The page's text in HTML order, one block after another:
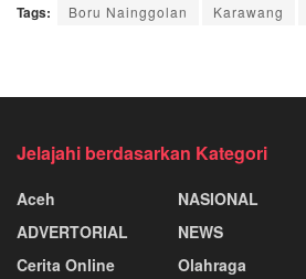
Tags: Boru Nainggolan Karawang
Jelajahi berdasarkan Kategori
Aceh
ADVERTORIAL
Cerita Online
NASIONAL
NEWS
Olahraga